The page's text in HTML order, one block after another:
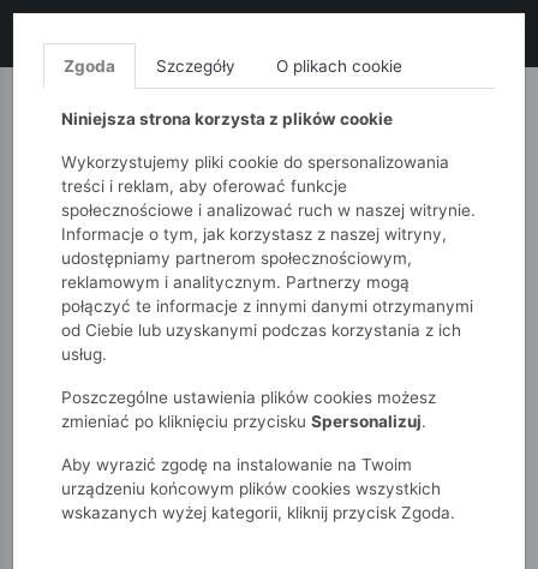
MONNARI QUIOSQUE
51015kids
Dziewczynki 2-7 lat
Opaska do włosów z motylkiem
Zgoda Szczegóły O plikach cookie
Niniejsza strona korzysta z plików cookie
Wykorzystujemy pliki cookie do spersonalizowania
treści i reklam, aby oferować funkcje
społecznościowe i analizować ruch w naszej witrynie.
Informacje o tym, jak korzystasz z naszej witryny,
udostępniamy partnerom społecznościowym,
reklamowym i analitycznym. Partnerzy mogą
połączyć te informacje z innymi danymi otrzymanymi
od Ciebie lub uzyskanymi podczas korzystania z ich
usług.
Poszczególne ustawienia plików cookies możesz
zmieniać po kliknięciu przycisku Spersonalizuj.
Aby wyrazić zgodę na instalowanie na Twoim
urządzeniu końcowym plików cookies wszystkich
wskazanych wyżej kategorii, kliknij przycisk Zgoda.